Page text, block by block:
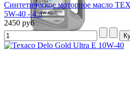
Синтетическое моторное масло
5W-40 - 4 л
2450 руб